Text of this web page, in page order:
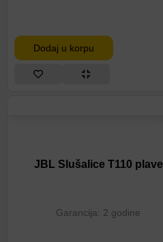
Dodaj u korpu
JBL Slušalice T110 plave
Garancija: 2 godine